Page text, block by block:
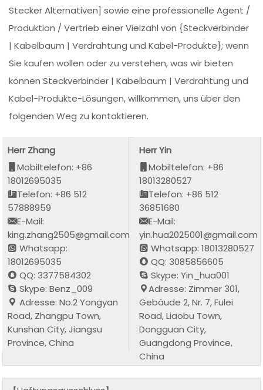
Stecker Alternativen] sowie eine professionelle Agent /
Produktion / Vertrieb einer Vielzahl von {Steckverbinder
| Kabelbaum | Verdrahtung und Kabel-Produkte}; wenn
Sie kaufen wollen oder zu verstehen, was wir bieten
können Steckverbinder | Kabelbaum | Verdrahtung und
Kabel-Produkte-Lösungen, willkommen, uns über den
folgenden Weg zu kontaktieren.
Herr Zhang
Mobiltelefon: +86
18012695035
Telefon: +86 512
57888959
E-Mail:
king.zhang2505@gmail.com
Whatsapp:
18012695035
QQ: 3377584302
Skype: Benz_009
Adresse: No.2 Yongyan
Road, Zhangpu Town,
Kunshan City, Jiangsu
Province, China
Herr Yin
Mobiltelefon: +86
18013280527
Telefon: +86 512
36851680
E-Mail:
yin.hua2025001@gmail.com
Whatsapp: 18013280527
QQ: 3085856605
Skype: Yin_hua001
Adresse: Zimmer 301,
Gebäude 2, Nr. 7, Fulei
Road, Liaobu Town,
Dongguan City,
Guangdong Province,
China